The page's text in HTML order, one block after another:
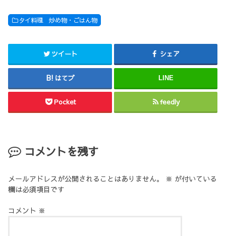
タイ料理 炒め物・ごはん物
ツイート シェア
はてブ LINE
Pocket feedly
コメントを残す
メールアドレスが公開されることはありません。 ※ が付いている
欄は必須項目です
コメント ※